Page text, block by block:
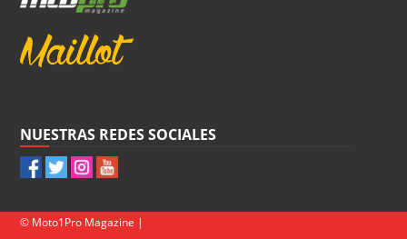
NUESTRAS REDES SOCIALES
© Moto1Pro Magazine |